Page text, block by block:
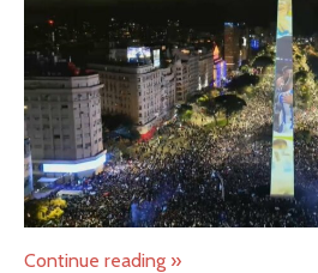
Continue reading »